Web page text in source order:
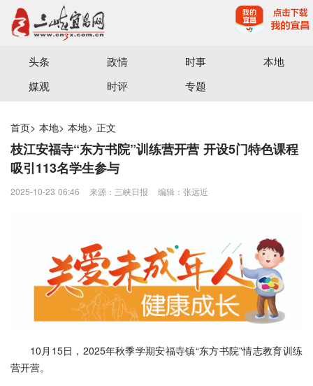
宜昌三峡融媒体中心主办
头条 政情 时事
本地
媒观
时评 专题
首页> 本地> 本地> 正文
枝江安福寺“东方书院”训练营开营 开设5门特色课程
吸引113名学生参与
2025-10-23 06:46 来源：三峡日报 编辑：张远近
10月15日，2025年秋季学期安福寺镇“东方书院”情志教育训练
营开营。